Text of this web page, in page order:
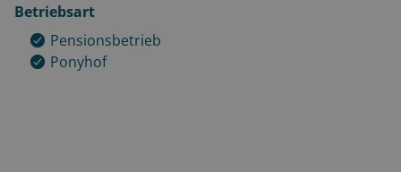
Betriebsart
Pensionsbetrieb
Ponyhof